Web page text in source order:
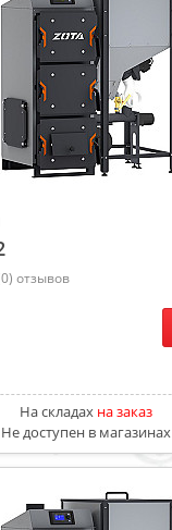
отзывов
На складах на заказ
Не доступен в магазинах